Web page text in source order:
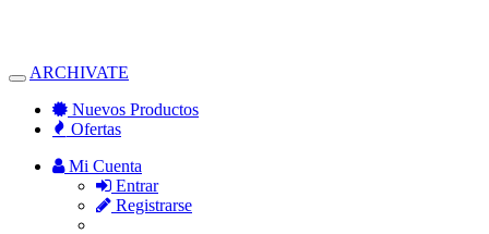
Alternar
Navegación
ARCHIVATE
Nuevos Productos
Ofertas
Mi Cuenta
Entrar
Registrarse